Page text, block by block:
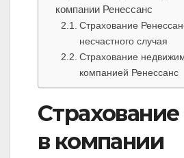
компании Ренессанс
Страхование
несчастного случая
Страхование
компанией Ренессанс
в компании